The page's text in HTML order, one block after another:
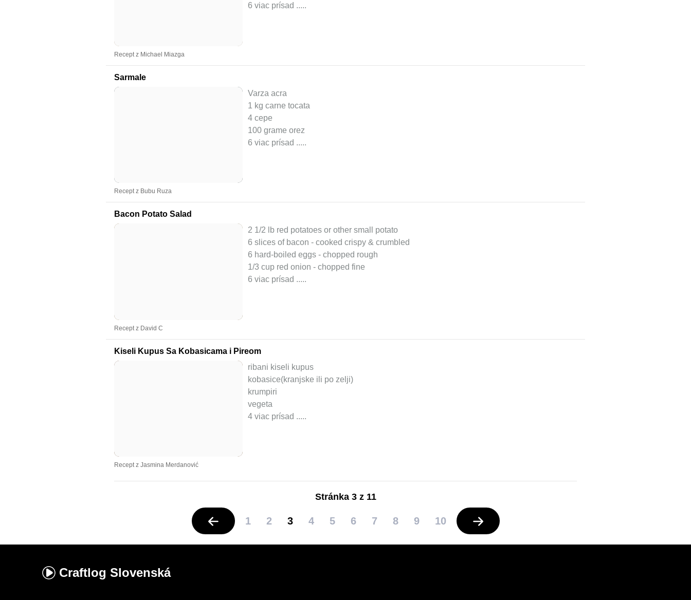
6 viac prísad .....
Recept z Michael Miazga
Sarmale
Varza acra
1 kg carne tocata
4 cepe
100 grame orez
6 viac prísad ..
Recept z Bubu Ruza
Bacon Potato Salad
2 1/2 lb red potatoes or other small potato
6 slices of bacon - cooked crispy & crumbled
6 hard-boiled eggs - chopped rough
1/3 cup red onion - chopped fine
6 viac prísad .....
Recept z David C
Kiseli Kupus Sa Kobasicama i Pireom
ribani kiseli kupus
kobasice(kranjske ili po zelji)
krumpiri
vegeta
4 viac prísad ..
Recept z Jasmina Merdanović
Stránka 3 z 11
1 2 3 4 5 6 7 8 9 10
Craftlog Slovenská